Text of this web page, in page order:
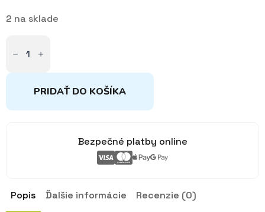
2 na sklade
Balančná
rybka
PRIDAŤ DO KOŠÍKA
Bezpečné platby online
Popis Ďalšie informácie Recenzie (0)